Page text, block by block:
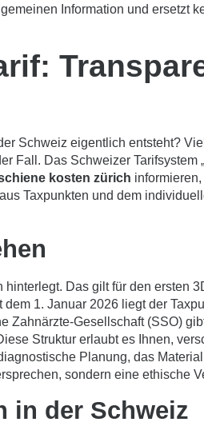
Information und ersetzt
Schweiz eigentlich entsteht?
Fall. Das Schweizer Tarifsystem
kosten zürich
Taxpunkten und dem
Das gilt für den ersten
1. Januar 2026 liegt der
Zahnärzte-Gesellschaft (SSO)
Struktur erlaubt es Ihnen,
Planung, das
sondern eine ethische
in der Schweiz